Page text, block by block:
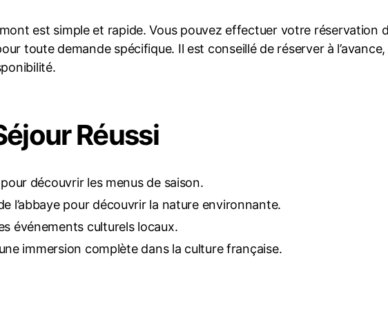
est simple et rapide. Vous pouvez effectuer votre réservation
toute demande spécifique. Il est conseillé de réserver à
Réussi
découvrir les menus de saison.
l’abbaye pour découvrir la nature environnante.
événements culturels locaux.
immersion complète dans la culture française.